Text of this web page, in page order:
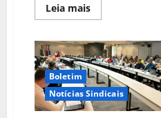
Leia maisLeia
mais
emite
nota
de
repúdio
contra
ADI
das
Confederações
Boletim
Notícias Sindicais